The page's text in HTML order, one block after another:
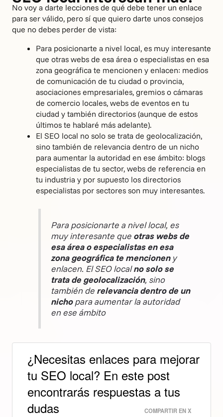
No voy a darte lecciones de qué debe tener un enlace
para ser válido, pero sí que quiero darte unos consejos
que no debes perder de vista:
Para posicionarte a nivel local, es muy interesante
que otras webs de esa área o especialistas en esa
zona geográfica te mencionen y enlacen: medios
de comunicación de tu ciudad o provincia,
asociaciones empresariales, gremios o cámaras
de comercio locales, webs de eventos en tu
ciudad y también directorios (aunque de estos
últimos te hablaré más adelante).
El SEO local no solo se trata de geolocalización,
sino también de relevancia dentro de un nicho
para aumentar la autoridad en ese ámbito: blogs
especialistas de tu sector, webs de referencia en
tu industria y por supuesto los directorios
especialistas por sectores son muy interesantes.
Para posicionarte a nivel local, es
muy interesante que otras webs de
esa área o especialistas en esa
zona geográfica te mencioneny
enlacen. El SEO localno solo se
trata de geolocalización, sino
también de relevancia dentro de un
nichopara aumentar la autoridad
en ese ámbito
¿Necesitas enlaces para mejorar
tu SEO local? En este post
encontrarás respuestas a tus
dudas
COMPARTIR EN X